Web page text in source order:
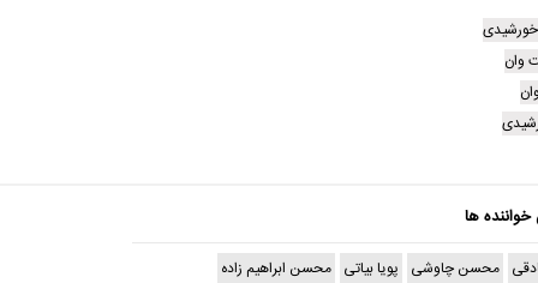
خورشیدی
وان
خواننده ها
محسن چاوشی پویا بیاتی محسن ابراهیم زاده